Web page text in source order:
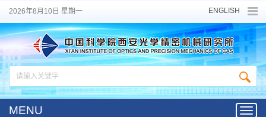
2026年8月10日 星期一 ENGLISH
MENU